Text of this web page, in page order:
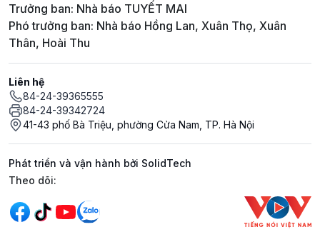
Trưởng ban: Nhà báo TUYẾT MAI
Phó trưởng ban: Nhà báo Hồng Lan, Xuân Thọ, Xuân
Thân, Hoài Thu
Liên hệ
84-24-39365555
84-24-39342724
41-43 phố Bà Triệu, phường Cửa Nam, TP. Hà Nội
Phát triển và vận hành bởi SolidTech
Mạng xã hội
Theo dõi: